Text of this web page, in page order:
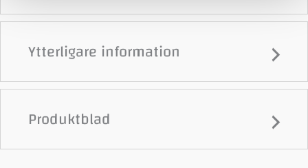
Ytterligare information
Produktblad